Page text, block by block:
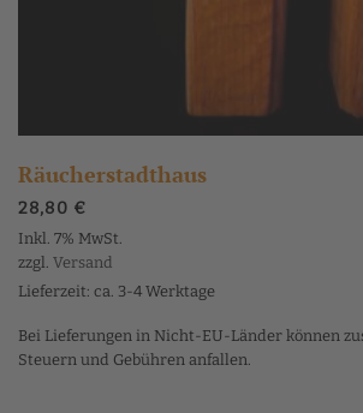
Räucherstadthaus
28,80 €
Inkl. 7% MwSt.
zzgl. Versand
Lieferzeit: ca. 3-4 Werktage
Bei Lieferungen in Nicht-EU-Länder können
Steuern und Gebühren anfallen.